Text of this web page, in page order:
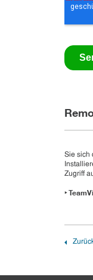
Sie sich
Zugriff
‣